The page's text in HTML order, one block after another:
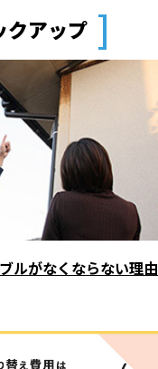
クアップ ]
ルがなくならない理由